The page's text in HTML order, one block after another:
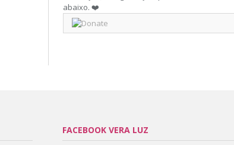
abaixo. ❤️
FACEBOOK VERA LUZ